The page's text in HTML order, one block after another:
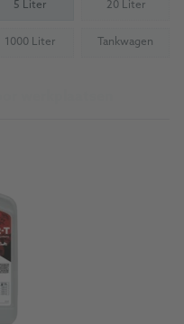
5 Liter 20 Liter
(Not
1000 Liter(Not available)Tankwagen
(Not